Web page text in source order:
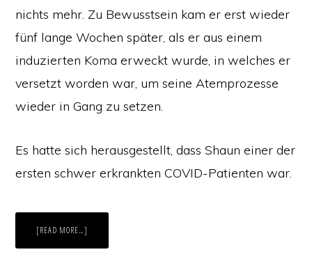
nichts mehr. Zu Bewusstsein kam er erst wieder
fünf lange Wochen später, als er aus einem
induzierten Koma erweckt wurde, in welches er
versetzt worden war, um seine Atemprozesse
wieder in Gang zu setzen.
Es hatte sich herausgestellt, dass Shaun einer der
ersten schwer erkrankten COVID-Patienten war.
[READ MORE…]
SIE